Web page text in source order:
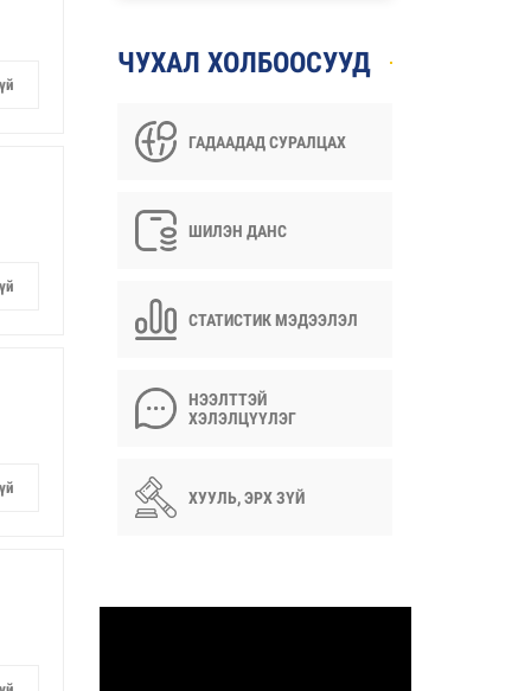
ЧУХАЛ ХОЛБООСУУД
ГАДААДАД СУРАЛЦАХ
ШИЛЭН ДАНС
СТАТИСТИК МЭДЭЭЛЭЛ
НЭЭЛТТЭЙ
ХЭЛЭЛЦҮҮЛЭГ
ХУУЛЬ, ЭРХ ЗҮЙ